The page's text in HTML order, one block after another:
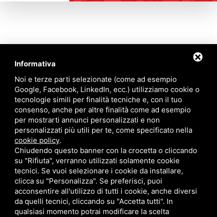
Informativa
Noi e terze parti selezionate (come ad esempio
Google, Facebook, LinkedIn, ecc.) utilizziamo cookie o
tecnologie simili per finalità tecniche e, con il tuo
consenso, anche per altre finalità come ad esempio
per mostrarti annunci personalizzati e non
personalizzati più utili per te, come specificato nella
cookie policy.
Chiudendo questo banner con la crocetta o cliccando
su "Rifiuta", verranno utilizzati solamente cookie
tecnici. Se vuoi selezionare i cookie da installare,
clicca su "Personalizza". Se preferisci, puoi
acconsentire all'utilizzo di tutti i cookie, anche diversi
da quelli tecnici, cliccando su "Accetta tutti". In
qualsiasi momento potrai modificare la scelta
Contattaci
Via Quinto Bucci, 205, 47521 Cesena (FC)
+39 0543 31536
+39 320 6635083
info@amiciziaeamore.it
Links
Chi siamo
Crea il tuo profilo
Franchising
Annunci
Blog
Contatti
Follow Us